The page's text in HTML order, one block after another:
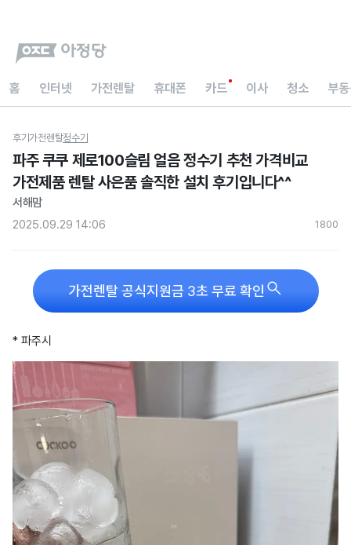
홈 인터넷 가전렌탈 휴대폰 카드 이사 청소 부
후기가전렌탈정수기
파주 쿠쿠 제로100슬림 얼음 정수기 추천 가격비교
가전제품 렌탈 사은품 솔직한 설치 후기입니다^^
서해맘
2025.09.29 14:06
1800
가전렌탈 공식지원금 3초 무료 확인 
* 파주시